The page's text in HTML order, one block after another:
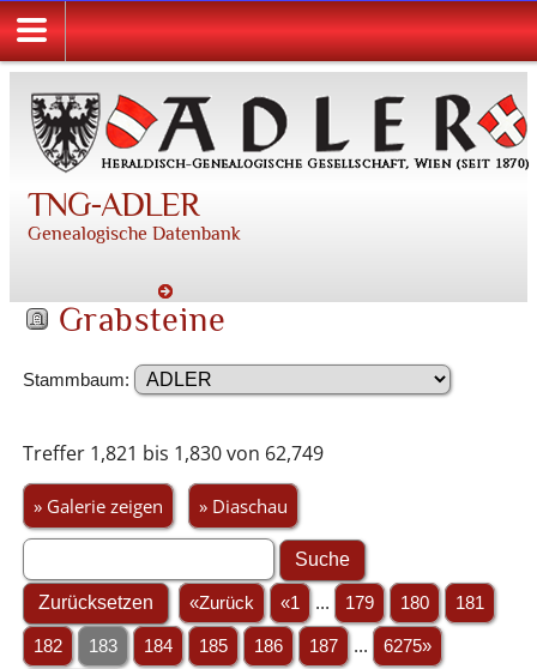
TNG-ADLER
Genealogische Datenbank
Grabsteine
Stammbaum:
Treffer 1,821 bis 1,830 von 62,749
» Galerie zeigen » Diaschau
«Zurück «1 ... 179 180 181
182 183 184 185 186 187 ... 6275»